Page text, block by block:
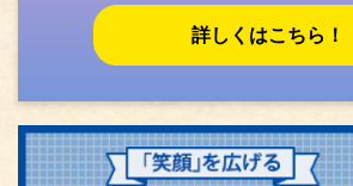
詳しくはこちら！